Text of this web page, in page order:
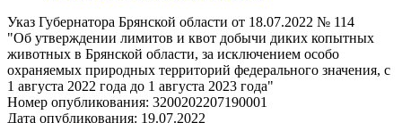
Указ Губернатора Брянской области от 18.07.2022 № 114
"Об утверждении лимитов и квот добычи диких копытных
животных в Брянской области, за исключением особо
охраняемых природных территорий федерального значения, с
1 августа 2022 года до 1 августа 2023 года"
Номер опубликования: 3200202207190001
Дата опубликования: 19.07.2022